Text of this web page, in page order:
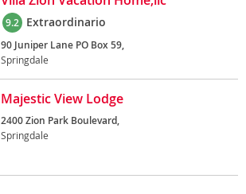
9.2 Extraordinario
90 Juniper Lane PO Box 59,
Springdale
Majestic View Lodge
2400 Zion Park Boulevard,
Springdale